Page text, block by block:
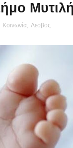
Κοινωνία, Λεσβος